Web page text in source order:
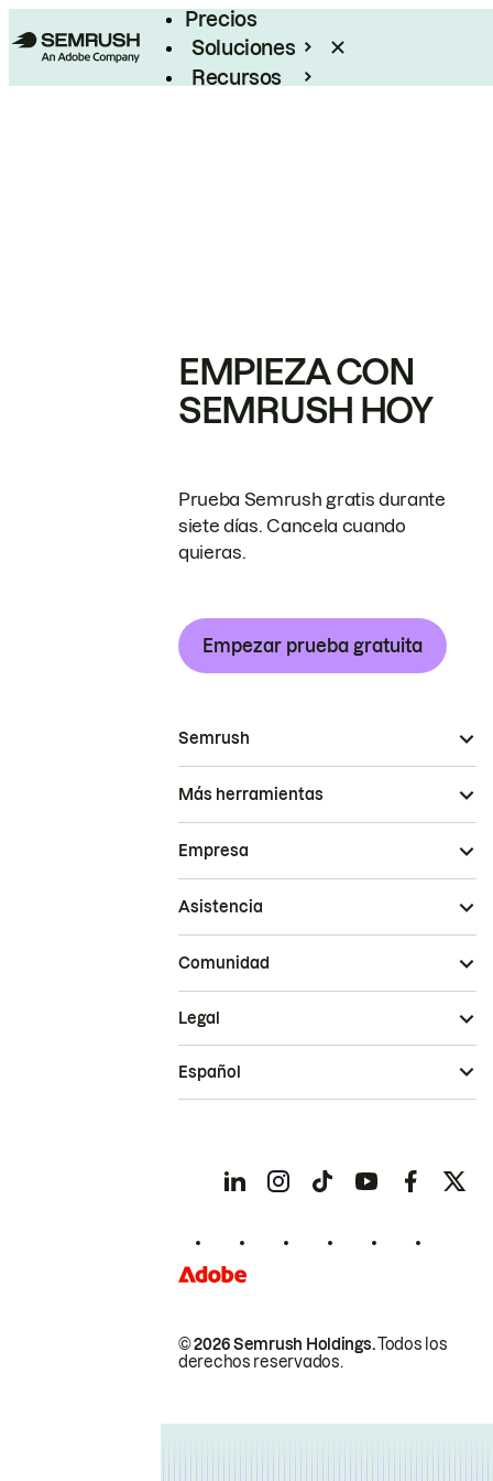
Precios
Soluciones
Recursos
EMPIEZA CON
SEMRUSH HOY
Prueba Semrush gratis durante
siete días. Cancela cuando
quieras.
Empezar prueba gratuita
Semrush
Más herramientas
Empresa
Asistencia
Comunidad
© 2026 Semrush Holdings.Todos los
derechos reservados.
Legal
Español